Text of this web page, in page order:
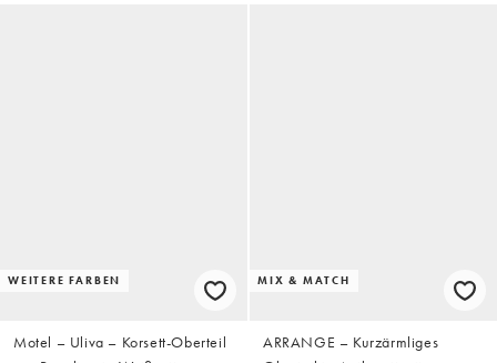
WEITERE FARBEN
Motel – Uliva – Korsett-Oberteil
MIX & MATCH
ARRANGE – Kurzärmliges